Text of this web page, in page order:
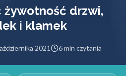
żywotność drzwi,
i klamek
2021 6 min czytania